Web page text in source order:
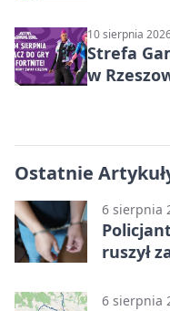
10 sierpnia
Strefa
w
Ostatnie
6 sierpnia
ruszył
6 sierpnia